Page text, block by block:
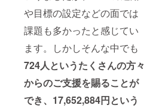
や目標の設定などの面では
課題も多かったと感じてい
ます。しかしそんな中でも
724人というたくさんの方々
からのご支援を賜ることが
でき、17,652,884円という